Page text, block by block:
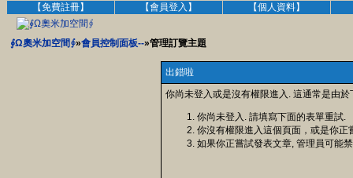
【免費註冊】 【會員登入】 【個人資料】
∮Ω奧米加空間∮»會員控制面板--»管理訂覽主題
出錯啦
你尚未登入或是沒有權限進入. 這通常是由於
你尚未登入. 請填寫下面的表單重試.
你沒有權限進入這個頁面，或是你
如果你正嘗試發表文章, 管理員可能